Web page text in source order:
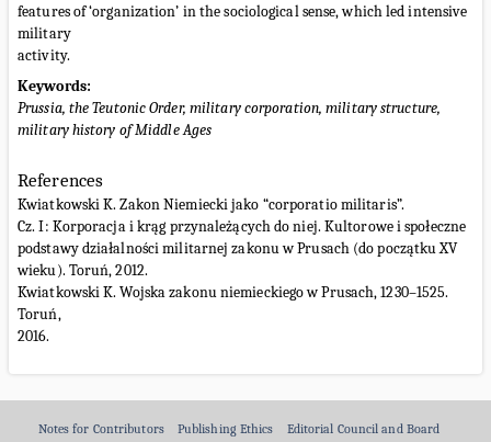
features of ‘organization’ in the sociological sense, which led intensive
military
activity.
Keywords:
Prussia, the Teutonic Order, military corporation, military structure,
military history of Middle Ages
References
Kwiatkowski K. Zakon Niemiecki jako “corporatio militaris”.
Cz. I: Korporacja i krąg przynależących do niej. Kultorowe i społeczne
podstawy działalności militarnej zakonu w Prusach (do początku XV
wieku). Toruń, 2012.
Kwiatkowski K. Wojska zakonu niemieckiego w Prusach, 1230–1525.
Toruń,
2016.
Notes for Contributors Publishing Ethics Editorial Council and Board